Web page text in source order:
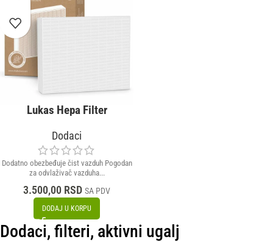
Lukas Hepa Filter
Dodaci
Dodatno obezbeđuje čist vazduh Pogodan
za odvlaživač vazduha...
3.500,00 RSD SA PDV
DODAJ U KORPU
Dodaci, filteri, aktivni ugalj